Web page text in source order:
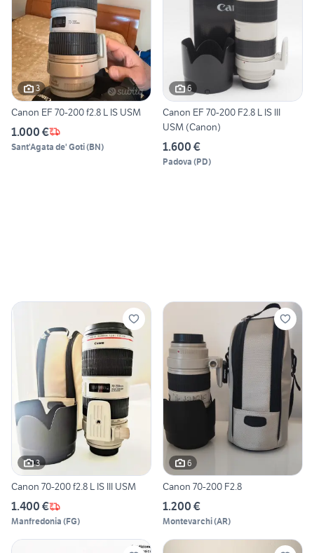
3
Canon EF 70-200 f2.8 L IS USM
1.000 €
Sant'Agata de' Goti(BN)
6
Canon EF 70-200 F2.8 L IS III
USM (Canon)
1.600 €
Padova (PD)
3
Canon 70-200 f2.8 L IS III USM
1.400 €
Manfredonia (FG)
6
Canon 70-200 F2.8
1.200 €
Montevarchi(AR)